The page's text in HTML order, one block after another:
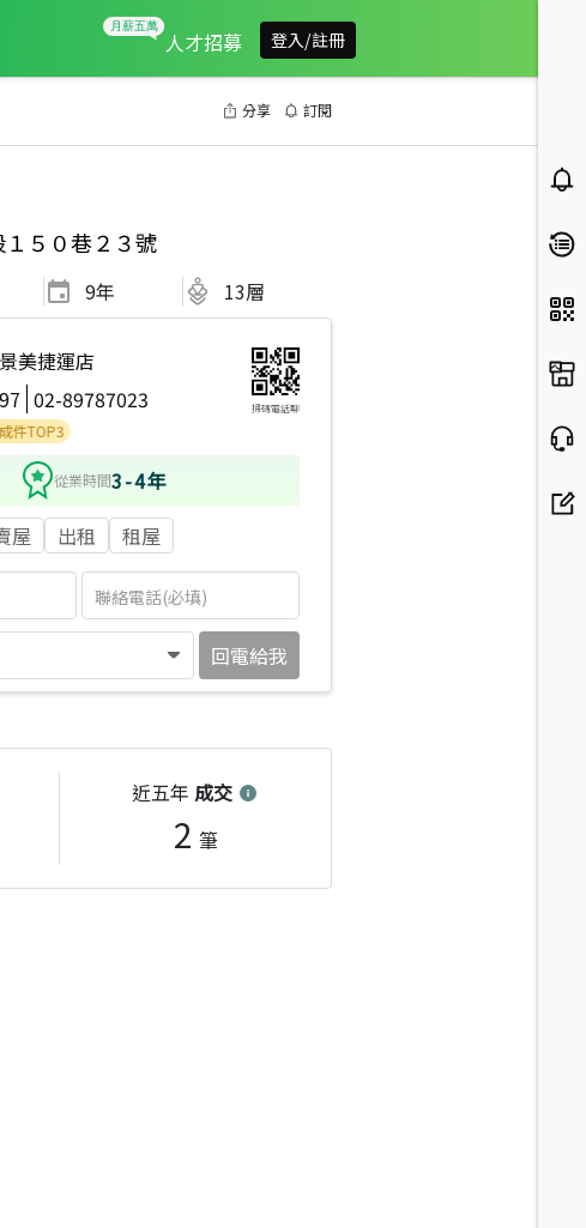
人才招募 登入/註冊
分享 訂閱
５０巷２３號
9年 13層
景美捷運店
02-89787023 掃碼電話聊
從業時間3-4年
屋 出租 租屋
回電給我
近五年 成交
2 筆